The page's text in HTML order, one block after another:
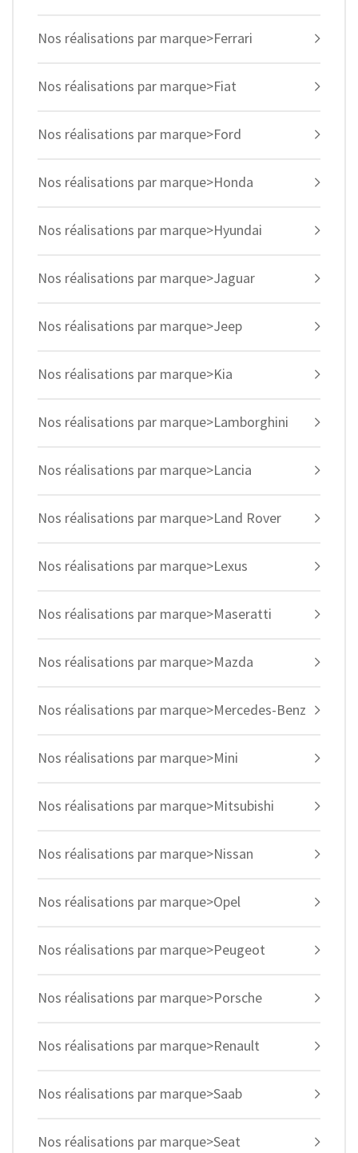
Nos réalisations par marque>Ferrari
Nos réalisations par marque>Fiat
Nos réalisations par marque>Ford
Nos réalisations par marque>Honda
Nos réalisations par marque>Hyundai
Nos réalisations par marque>Jaguar
Nos réalisations par marque>Jeep
Nos réalisations par marque>Kia
Nos réalisations par marque>Lamborghini
Nos réalisations par marque>Lancia
Nos réalisations par marque>Land Rover
Nos réalisations par marque>Lexus
Nos réalisations par marque>Maseratti
Nos réalisations par marque>Mazda
Nos réalisations par marque>Mercedes-Benz
Nos réalisations par marque>Mini
Nos réalisations par marque>Mitsubishi
Nos réalisations par marque>Nissan
Nos réalisations par marque>Opel
Nos réalisations par marque>Peugeot
Nos réalisations par marque>Porsche
Nos réalisations par marque>Renault
Nos réalisations par marque>Saab
Nos réalisations par marque>Seat